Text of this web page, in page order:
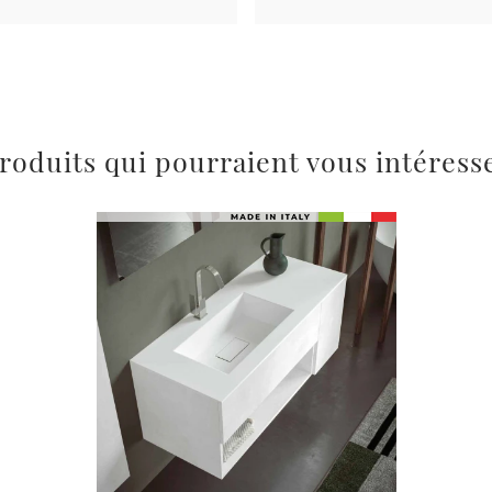
qui pourraient vous